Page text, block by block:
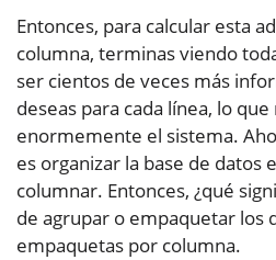
Entonces, para calcular esta
columna, terminas viendo
ser cientos de veces más
deseas para cada línea, lo
enormemente el sistema.
es organizar la base de datos
columnar. Entonces, ¿qué
de agrupar o empaquetar los
empaquetas por columna.